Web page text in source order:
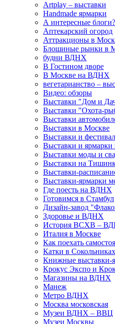
Artplay – выставки
Handmade ярмарки
А интересные блоги?
Аптекарский огород
Аттракционы в
Блошиные рынки в
будни ВДНХ
В Гостином дворе
В Москве на ВДНХ
вегетарианство –
Видео: обзоры
Выставки "Дом и
Выставки "Охота-
Выставки
Выставки в Москве
Выставки и
Выставки и
Выставки моды и
Выставки на
Выставки-
Выставки-ярмарки
Где поесть на ВДНХ
Готовимся в Стамбул
Дизайн-завод
Здоровье и ВДНХ
История ВСХВ –
Италия в Москве
Как поехать
Катки в Сокольниках
Книжные выставки-
Крокус Экспо и
Магазины на ВДНХ
Манеж
Метро ВДНХ
Москва московская
Музеи ВДНХ – ВВЦ
Музеи Москвы